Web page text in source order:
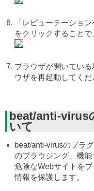
「レピューテーショ
をクリックすることで
ブラウザが開いてい
ウザを再起動してくだ
beat/anti-virus
いて
beat/anti-virusのプラ
のブラウジング」機能
危険なWebサイトを
情報を保護します。